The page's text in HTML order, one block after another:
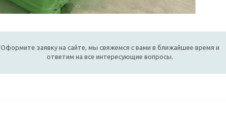
Оформите заявку на сайте, мы свяжемся с вами в ближайшее время и
ответим на все интересующие вопросы.